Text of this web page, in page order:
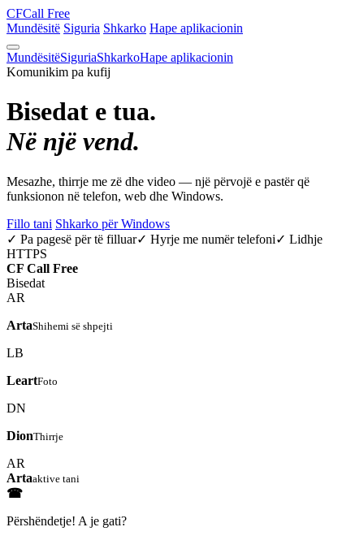
CFCall Free
Mundësitë Siguria Shkarko Hape aplikacionin
MundësitëSiguriaShkarkoHape aplikacionin
Komunikim pa kufij
Bisedat e tua.
Në një vend.
Mesazhe, thirrje me zë dhe video — një përvojë e pastër që
funksionon në telefon, web dhe Windows.
Fillo tani Shkarko për Windows
✓ Pa pagesë për të filluar✓ Hyrje me numër telefoni✓ Lidhje
HTTPS
CF Call Free
Bisedat
AR
ArtaShihemi së shpejti
LB
LeartFoto
DN
DionThirrje
AR
Artaaktive tani
☎
Përshëndetje! A je gati?